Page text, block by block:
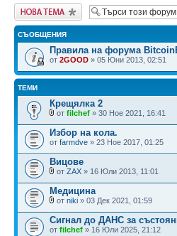
Публикувай нова
тема
СЪОБЩЕНИЯ
Правила на форума
от 2GOOD » 05 Юни 2013, 02:51
ТЕМИ
Крещялка 2
от filchef » 30 Ное 2021, 16:41
Избор на кола.
от farmdve » 23 Ное 2017, 01:25
Вицове
от ZAX » 16 Юли 2013, 11:01
Медицина
от niki » 03 Дек 2021, 01:59
Сигнал до ДАНС за
от filchef » 16 Юли 2025, 21:12